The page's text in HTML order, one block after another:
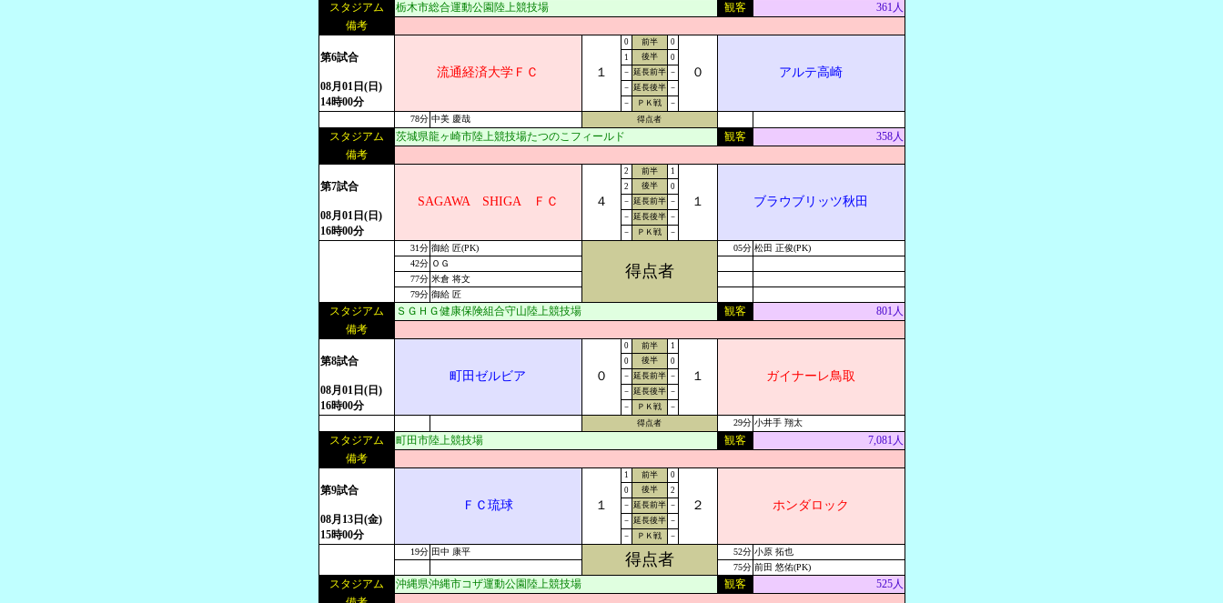
スタジアム 栃木市総合運動公園陸上競技場 観客
361人
備考
第6試合
08月01日(日)
14時00分
流通経済大学ＦＣ １
0 前半 0
０ アルテ高崎
1 後半
0
－ 延長前半 －
－ 延長後半 －
－
ＰＫ戦 －
78分 中美 慶哉 得点者
スタジアム 茨城県龍ヶ崎市陸上競技場たつのこフィールド 観客
358人
備考
第7試合
08月01日(日)
16時00分
SAGAWA SHIGA ＦＣ ４
2 前半 1
１ ブラウブリッツ秋田
2 後半
0
－ 延長前半 －
－ 延長後半 －
－
ＰＫ戦 －
31分 御給 匠(PK)
得点者
05分 松田 正俊(PK)
42分 ＯＧ
77分 米倉 将文
79分 御給 匠
スタジアム ＳＧＨＧ健康保険組合守山陸上競技場 観客
801人
備考
第8試合
08月01日(日)
16時00分
町田ゼルビア ０
0 前半 1
１ ガイナーレ鳥取
0 後半
0
－ 延長前半 －
－ 延長後半 －
－
ＰＫ戦
－
得点者
29分 小井手 翔太
スタジアム 町田市陸上競技場 観客
7,081人
備考
第9試合
08月13日(金)
15時00分
ＦＣ琉球 １
1 前半 0
２ ホンダロック
0 後半
2
－ 延長前半 －
－ 延長後半 －
－
ＰＫ戦 －
19分 田中 康平 得点者 52分 小原 拓也
75分 前田 悠佑(PK)
スタジアム 沖縄県沖縄市コザ運動公園陸上競技場 観客
525人